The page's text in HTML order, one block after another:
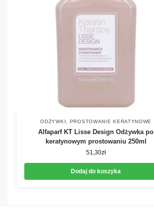
ODŻYWKI PROSTOWANIE KERATYNOWE
Alfaparf KT Lisse Design Odżywka po
keratynowym prostowaniu 250ml
51,30zł
Dodaj do koszyka